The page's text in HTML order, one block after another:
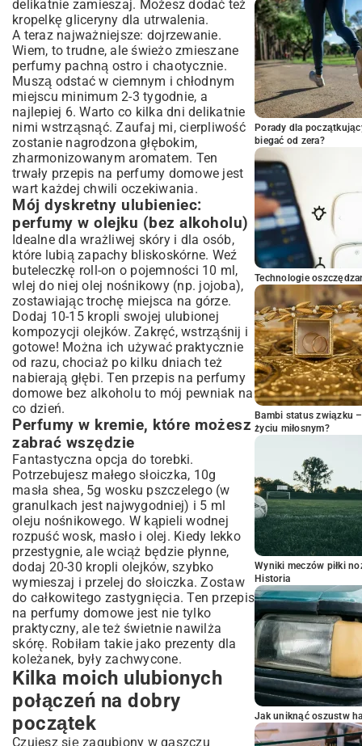
delikatnie zamieszaj. Możesz dodać też
kropelkę gliceryny dla utrwalenia.
A teraz najważniejsze: dojrzewanie.
Wiem, to trudne, ale świeżo zmieszane
perfumy pachną ostro i chaotycznie.
Muszą odstać w ciemnym i chłodnym
miejscu minimum 2-3 tygodnie, a
najlepiej 6. Warto co kilka dni delikatnie
nimi wstrząsnąć. Zaufaj mi, cierpliwość
zostanie nagrodzona głębokim,
zharmonizowanym aromatem. Ten
trwały przepis na perfumy domowe jest
wart każdej chwili oczekiwania.
Mój dyskretny ulubieniec:
perfumy w olejku (bez alkoholu)
Idealne dla wrażliwej skóry i dla osób,
które lubią zapachy bliskoskórne. Weź
buteleczkę roll-on o pojemności 10 ml,
wlej do niej olej nośnikowy (np. jojoba),
zostawiając trochę miejsca na górze.
Dodaj 10-15 kropli swojej ulubionej
kompozycji olejków. Zakręć, wstrząśnij i
gotowe! Można ich używać praktycznie
od razu, chociaż po kilku dniach też
nabierają głębi. Ten przepis na perfumy
domowe bez alkoholu to mój pewniak na
co dzień.
Perfumy w kremie, które możesz
zabrać wszędzie
Fantastyczna opcja do torebki.
Potrzebujesz małego słoiczka, 10g
masła shea, 5g wosku pszczelego (w
granulkach jest najwygodniej) i 5 ml
oleju nośnikowego. W kąpieli wodnej
rozpuść wosk, masło i olej. Kiedy lekko
przestygnie, ale wciąż będzie płynne,
dodaj 20-30 kropli olejków, szybko
wymieszaj i przelej do słoiczka. Zostaw
do całkowitego zastygnięcia. Ten przepis
na perfumy domowe jest nie tylko
praktyczny, ale też świetnie nawilża
skórę. Robiłam takie jako prezenty dla
koleżanek, były zachwycone.
Kilka moich ulubionych
połączeń na dobry
początek
Czujesz się zagubiony w gąszczu
Porady dla
biegać od zera?
Technologie
Bambi status związku
życiu miłosnym?
Wyniki meczów piłki
Historia
Jak uniknąć oszustw